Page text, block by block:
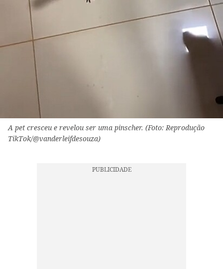
A pet cresceu e revelou ser uma pinscher. (Foto: Reprodução
TikTok/@vanderleifdesouza)